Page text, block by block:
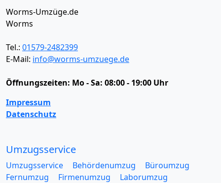
Worms-Umzüge.de
Worms
Tel.: 01579-2482399
E-Mail: info@worms-umzuege.de
Öffnungszeiten: Mo - Sa: 08:00 - 19:00 Uhr
Impressum
Datenschutz
Umzugsservice
Umzugsservice Behördenumzug
Büroumzug
Fernumzug
Firmenumzug
Laborumzug